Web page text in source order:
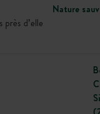
Nature
près d’elle